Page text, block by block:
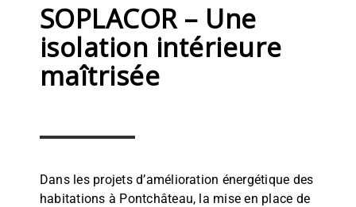
SOPLACOR – Une
isolation intérieure
maîtrisée
Dans les projets d’amélioration énergétique des
habitations à Pontchâteau, la mise en place de